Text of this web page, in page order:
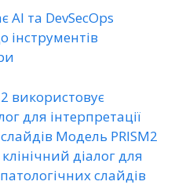
AI та DevSecOps
інструментів
використовує
для інтерпретації
Модель PRISM2
діалог для
слайдів